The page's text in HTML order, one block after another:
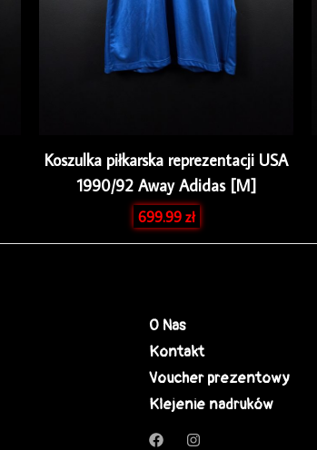
Koszulka piłkarska reprezentacji USA
1990/92 Away Adidas [M]
699.99zł
O Nas
Kontakt
Voucher prezentowy
Klejenie nadruków